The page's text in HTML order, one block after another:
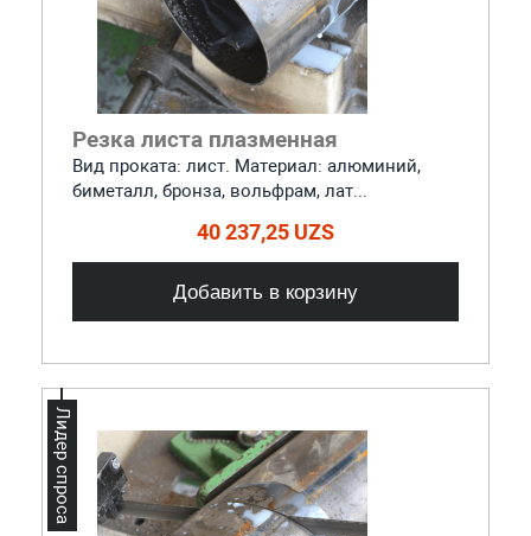
Резка листа плазменная
Вид проката: лист. Материал: алюминий,
биметалл, бронза, вольфрам, лат...
40 237,25 UZS
Добавить в корзину
Лидер спроса